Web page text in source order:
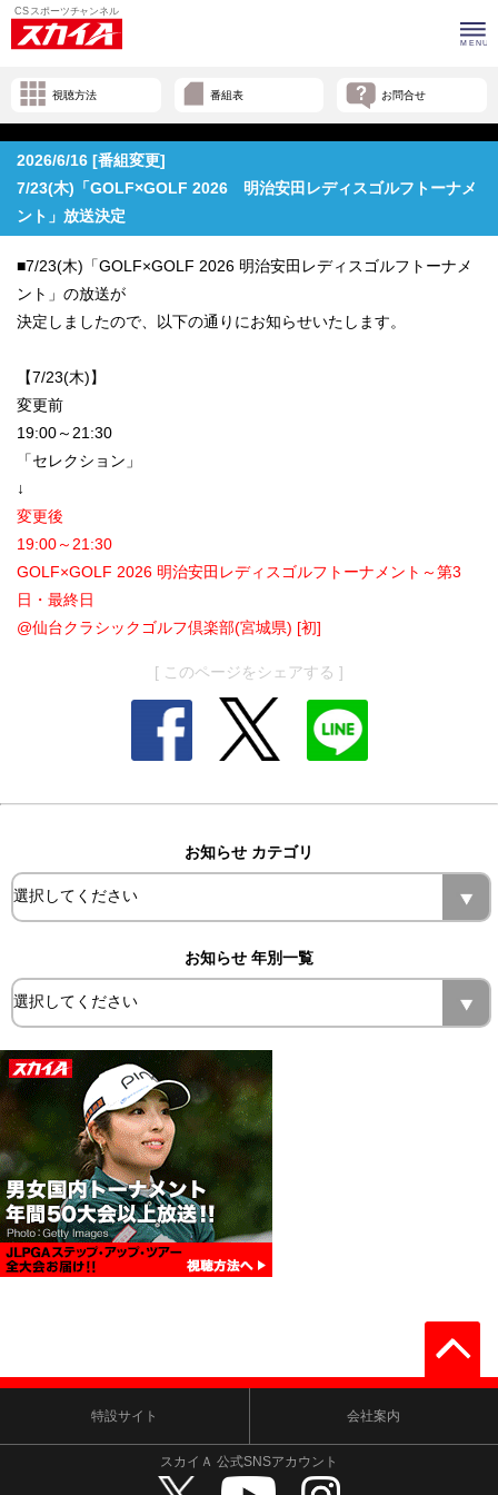
視聴方法 番組表 お問合せ
2026/6/16 [番組変更]
7/23(木)「GOLF×GOLF 2026 明治安田レディスゴルフトーナメ
ント」放送決定
■7/23(木)「GOLF×GOLF 2026 明治安田レディスゴルフトーナメ
ント」の放送が
決定しましたので、以下の通りにお知らせいたします。
【7/23(木)】
変更前
19:00～21:30
「セレクション」
↓
変更後
19:00～21:30
GOLF×GOLF 2026 明治安田レディスゴルフトーナメント～第3
日・最終日
@仙台クラシックゴルフ倶楽部(宮城県) [初]
[ このページをシェアする ]
お知らせ カテゴリ
お知らせ 年別一覧
特設サイト 会社案内
スカイＡ 公式SNSアカウント